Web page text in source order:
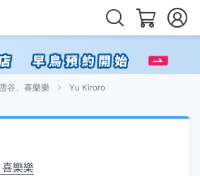
谷、喜樂樂 Yu Kiroro
樂樂